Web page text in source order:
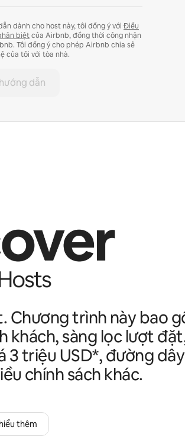
dành cho host này, tôi đồng ý với Điều
biệtcủa Airbnb, đồng thời công nhận
Tôi đồng ý cho phép Airbnb chia sẻ
của tôi với tòa nhà.
dẫn
Chương trình này bao
khách, sàng lọc lượt
triệu USD*, đường
chính sách khác.
thêm